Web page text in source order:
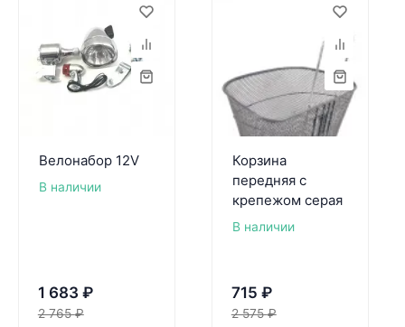
Велонабор 12V
В наличии
1 683 ₽
2 765 ₽
Корзина
передняя с
крепежом серая
В наличии
715 ₽
2 575 ₽